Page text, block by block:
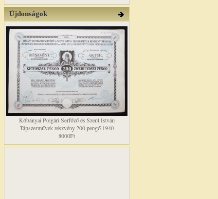
Újdonságok
Kőbányai Polgári Serfőző és Szent István
Tápszerművek részvény 200 pengő 1940
8000Ft